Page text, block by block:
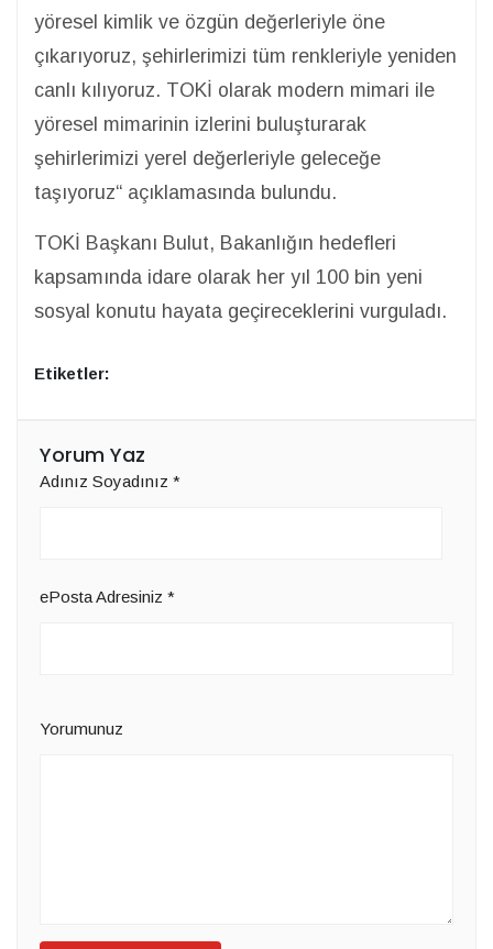
yöresel kimlik ve özgün değerleriyle öne
çıkarıyoruz, şehirlerimizi tüm renkleriyle yeniden
canlı kılıyoruz. TOKİ olarak modern mimari ile
yöresel mimarinin izlerini buluşturarak
şehirlerimizi yerel değerleriyle geleceğe
taşıyoruz“ açıklamasında bulundu.
TOKİ Başkanı Bulut, Bakanlığın hedefleri
kapsamında idare olarak her yıl 100 bin yeni
sosyal konutu hayata geçireceklerini vurguladı.
Etiketler:
Yorum Yaz
Adınız Soyadınız *
ePosta Adresiniz *
Yorumunuz